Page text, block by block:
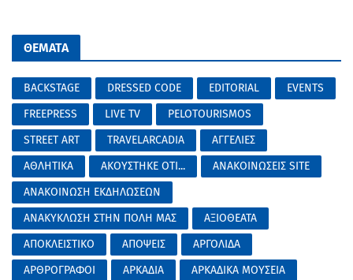
ΘΕΜΑΤΑ
BACKSTAGE DRESSED CODE EDITORIAL
EVENTS
FREEPRESS
LIVE TV
PELOTOURISMOS
STREET ART
TRAVELARCADIA
ΑΓΓΕΛΙΕΣ
ΑΘΛΗΤΙΚΑ
ΑΚΟΥΣΤΗΚΕ ΟΤΙ...
ΑΝΑΚΟΙΝΩΣΕΙΣ SITE
ΑΝΑΚΟΙΝΩΣΗ ΕΚΔΗΛΩΣΕΩΝ
ΑΝΑΚΥΚΛΩΣΗ ΣΤΗΝ ΠΟΛΗ ΜΑΣ
ΑΞΙΟΘΕΑΤΑ
ΑΠΟΚΛΕΙΣΤΙΚΟ
ΑΠΟΨΕΙΣ
ΑΡΓΟΛΙΔΑ
ΑΡΘΡΟΓΡΑΦΟΙ
ΑΡΚΑΔΙΑ
ΑΡΚΑΔΙΚΑ ΜΟΥΣΕΙΑ